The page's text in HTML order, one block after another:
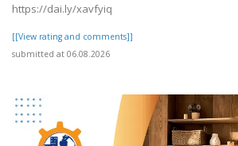
https://dai.ly/xavfyiq
[[View rating and comments]]
submitted at 06.08.2026